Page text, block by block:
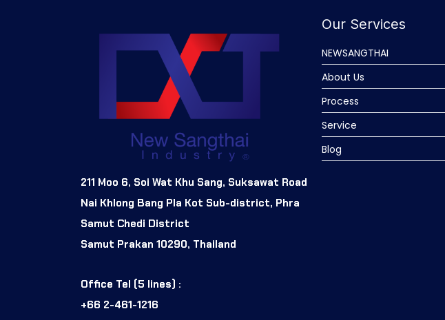
211 Moo 6, Soi Wat Khu Sang, Suksawat Road
Nai Khlong Bang Pla Kot Sub-district, Phra
Samut Chedi District
Samut Prakan 10290, Thailand
Office Tel (5 lines) :
+66 2-461-1216
Our Services
NEWSANGTHAI
About Us
Process
Service
Blog